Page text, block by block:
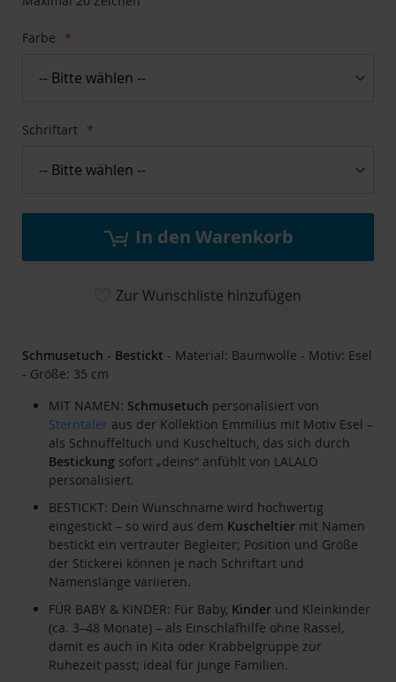
Farbe
Schriftart
In den Warenkorb
Zur Wunschliste hinzufügen
Schmusetuch - Bestickt - Material: Baumwolle - Motiv: Esel
- Größe: 35 cm
MIT NAMEN: Schmusetuch personalisiert von
Sterntaler aus der Kollektion Emmilius mit Motiv Esel –
als Schnuffeltuch und Kuscheltuch, das sich durch
Bestickung sofort „deins“ anfühlt von LALALO
personalisiert.
BESTICKT: Dein Wunschname wird hochwertig
eingestickt – so wird aus dem Kuscheltier mit Namen
bestickt ein vertrauter Begleiter; Position und Größe
der Stickerei können je nach Schriftart und
Namenslänge variieren.
FÜR BABY & KINDER: Für Baby, Kinder und Kleinkinder
(ca. 3–48 Monate) – als Einschlafhilfe ohne Rassel,
damit es auch in Kita oder Krabbelgruppe zur
Ruhezeit passt; ideal für junge Familien.